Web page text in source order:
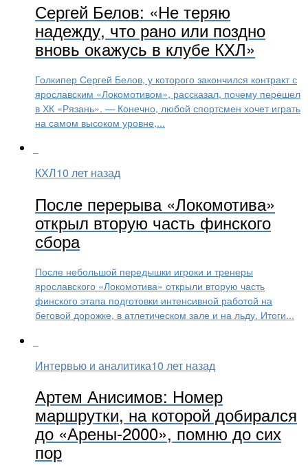
Сергей Белов: «Не теряю
надежду, что рано или поздно
вновь окажусь в клубе КХЛ»
Голкипер Сергей Белов, у которого закончился контракт с
ярославским «Локомотивом», рассказал, почему перешел
в ХК «Рязань». — Конечно, любой спортсмен хочет играть
на самом высоком уровне,...
КХЛ10 лет назад
После перерыва «Локомотива»
открыл вторую часть финского
сбора
После небольшой передышки игроки и тренеры
ярославского «Локомотива» открыли вторую часть
финского этапа подготовки интенсивной работой на
беговой дорожке, в атлетическом зале и на льду. Итоги...
Интервью и аналитика10 лет назад
Артем Анисимов: Номер
маршрутки, на которой добирался
до «Арены-2000», помню до сих
пор